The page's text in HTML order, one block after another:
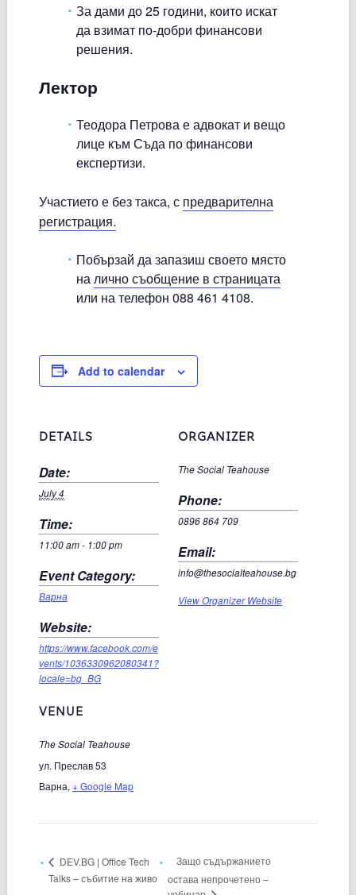
За дами до 25 години, които искат
да взимат по-добри финансови
решения.
Лектор
Теодора Петрова е адвокат и вещо
лице към Съда по финансови
експертизи.
Участието е без такса, с предварителна
регистрация.
Побързай да запазиш своето място
налично съобщение в страницата
или на телефон 088 461 4108.
Add to calendar
DETAILS
Date:
July 4
Time:
11:00 am - 1:00 pm
Event Category:
Варна
Website:
https://www.facebook.com/e
vents/1036330962080341?
locale=bg_BG
VENUE
The Social Teahouse
ул. Преслав 53
Варна, + Google Map
ORGANIZER
The Social Teahouse
Phone:
0896 864 709
Email:
info@thesocialteahouse.bg
View Organizer Website
DEV.BG | Office Tech
Talks – събитие на живо
Защо съдържанието
остава непрочетено –